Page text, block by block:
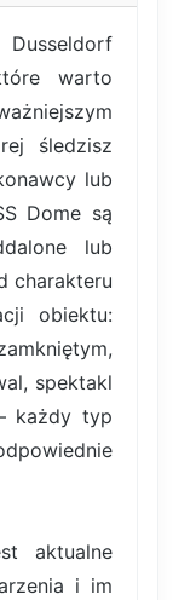
warto
śledzisz
lub
Dome są
lub
charakteru
obiektu:
spektakl
każdy typ
aktualne
i im